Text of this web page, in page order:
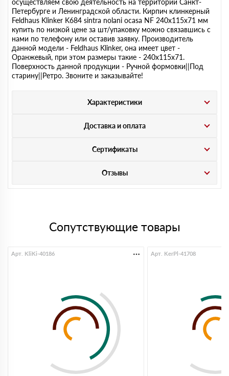
осуществляем свою деятельность на территории Санкт-
Петербурге и Ленинградской области. Кирпич клинкерный
Feldhaus Klinker K684 sintra nolani ocasa NF 240х115х71 мм
купить по низкой цене за шт/упаковку можно связавшись с
нами по телефону или оставив заявку. Производитель
данной модели - Feldhaus Klinker, она имеет цвет -
Оранжевый, при этом размеры такие - 240х115х71.
Поверхность данной продукции - Ручной формовки||Под
старину||Ретро. Звоните и заказывайте!
Характеристики
Доставка и оплата
Сертификаты
Отзывы
Сопутствующие товары
Арт. KliKi-40186 Арт. KerPl-41708